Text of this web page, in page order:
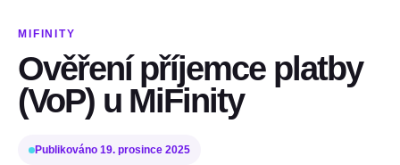
MIFINITY
Ověření příjemce platby
(VoP) u MiFinity
Publikováno 19. prosince 2025